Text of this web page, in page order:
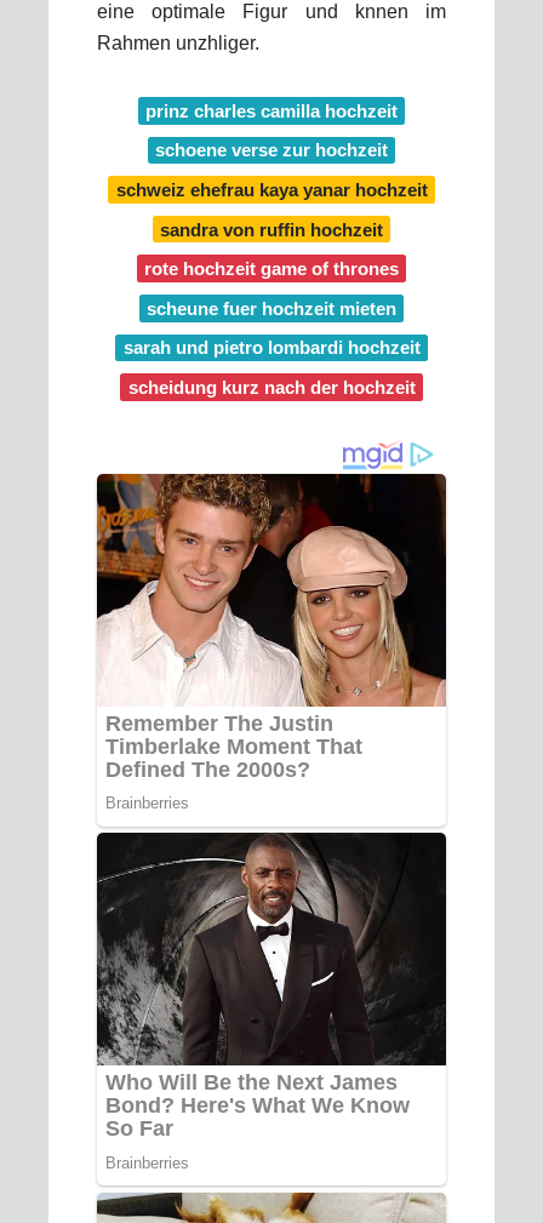
eine optimale Figur und knnen im
Rahmen unzhliger.
prinz charles camilla hochzeit
schoene verse zur hochzeit
schweiz ehefrau kaya yanar hochzeit
sandra von ruffin hochzeit
rote hochzeit game of thrones
scheune fuer hochzeit mieten
sarah und pietro lombardi hochzeit
scheidung kurz nach der hochzeit